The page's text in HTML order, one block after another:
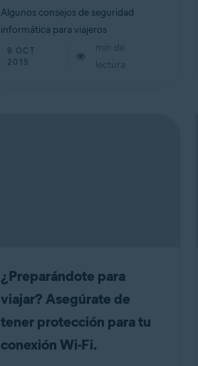
Algunos consejos de seguridad
informática para viajeros
9 OCT
2015
min de
lectura
¿Preparándote para
viajar? Asegúrate de
tener protección para tu
conexión Wi-Fi.